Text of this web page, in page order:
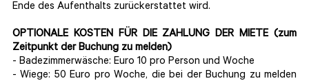
Ende des Aufenthalts zurückerstattet wird.
OPTIONALE KOSTEN FÜR DIE ZAHLUNG DER MIETE (zum
Zeitpunkt der Buchung zu melden)
- Badezimmerwäsche: Euro 10 pro Person und Woche
- Wiege: 50 Euro pro Woche, die bei der Buchung zu melden